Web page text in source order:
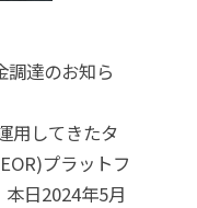
調達のお知ら
用してきたタ
プラットフ
本日2024年5月